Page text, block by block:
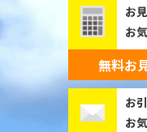
お
お
無料お
お
お